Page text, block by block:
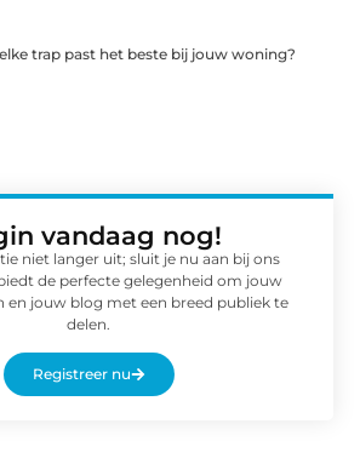
trap past het beste bij jouw woning?
vandaag nog!
niet langer uit; sluit je nu aan bij ons
de perfecte gelegenheid om jouw
en jouw blog met een breed publiek te
delen.
Registreer nu